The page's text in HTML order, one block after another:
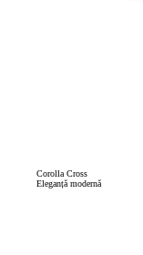
Corolla Cross
Eleganță modernă